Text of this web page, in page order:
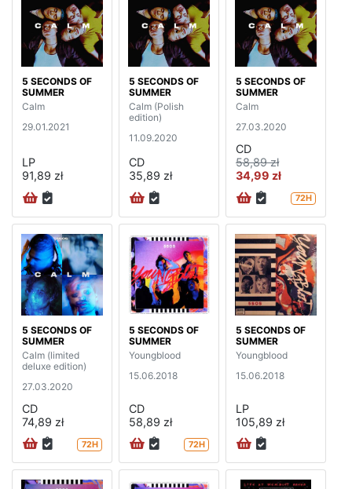
5 SECONDS OF
SUMMER
Calm
29.01.2021
LP
91,89 zł
5 SECONDS OF
SUMMER
Calm (Polish
edition)
11.09.2020
CD
35,89 zł
5 SECONDS OF
SUMMER
Calm
27.03.2020
CD
58,89 zł
34,99 zł
72H
5 SECONDS OF
SUMMER
Calm (limited
deluxe edition)
27.03.2020
CD
74,89 zł
72H
5 SECONDS OF
SUMMER
Youngblood
15.06.2018
CD
58,89 zł
72H
5 SECONDS OF
SUMMER
Youngblood
15.06.2018
LP
105,89 zł